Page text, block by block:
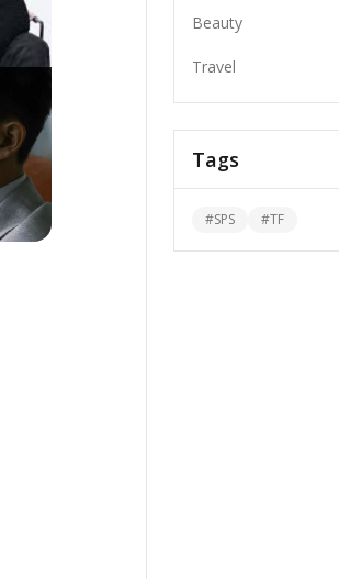
Beauty
Travel
Tags
#SPS #TF